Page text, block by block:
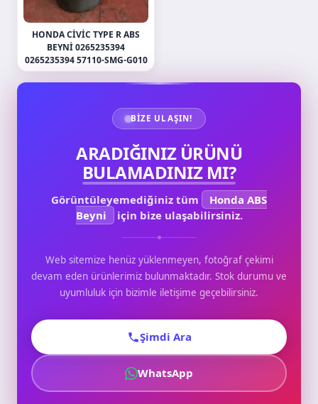
HONDA CIVIC TYPE R ABS
BEYNI 0265235394
0265235394 57110-SMG-G010
BIZE ULAŞIN!
ARADIĞINIZ ÜRÜNÜ
BULAMADINIZ MI?
Görüntüleyemediğiniz tüm
Honda ABS
Beyni
için bize ulaşabilirsiniz.
Web sitemize henüz yüklenmeyen, fotoğraf çekimi
devam eden ürünlerimiz bulunmaktadır. Stok durumu ve
uyumluluk için bizimle iletişime geçebilirsiniz.
Şimdi Ara
WhatsApp